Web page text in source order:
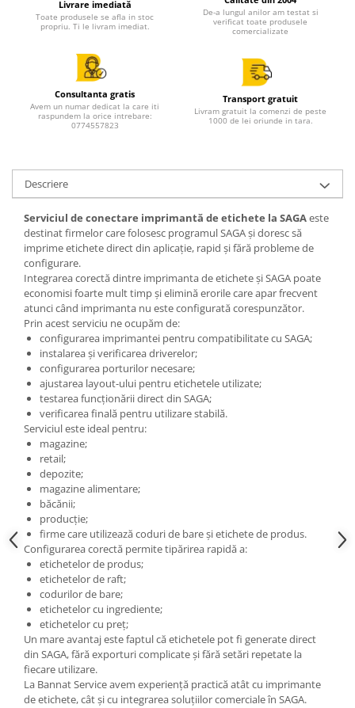
Livrare imediată
Toate produsele se afla in stoc
propriu. Ti le livram imediat.
De-a lungul anilor am testat si
verificat toate produsele
comercializate
Consultanta gratis
Avem un numar dedicat la care iti
raspundem la orice intrebare:
0774557823
Transport gratuit
Livram gratuit la comenzi de peste
1000 de lei oriunde in tara.
Descriere
Serviciul de conectare imprimantă de etichete la SAGAeste
destinat firmelor care folosesc programul SAGA și doresc să
imprime etichete direct din aplicație, rapid și fără probleme de
configurare.
Integrarea corectă dintre imprimanta de etichete și SAGA poate
economisi foarte mult timp și elimină erorile care apar frecvent
atunci când imprimanta nu este configurată corespunzător.
Prin acest serviciu ne ocupăm de:
configurarea imprimantei pentru compatibilitate cu SAGA;
instalarea și verificarea driverelor;
configurarea porturilor necesare;
ajustarea layout-ului pentru etichetele utilizate;
testarea funcționării direct din SAGA;
verificarea finală pentru utilizare stabilă.
Serviciul este ideal pentru:
magazine;
retail;
depozite;
magazine alimentare;
băcănii;
producție;
firme care utilizează coduri de bare și etichete de produs.
Configurarea corectă permite tipărirea rapidă a:
etichetelor de produs;
etichetelor de raft;
codurilor de bare;
etichetelor cu ingrediente;
etichetelor cu preț;
Un mare avantaj este faptul că etichetele pot fi generate direct
din SAGA, fără exporturi complicate și fără setări repetate la
fiecare utilizare.
La Bannat Service avem experiență practică atât cu imprimante
de etichete, cât și cu integrarea soluțiilor comerciale în SAGA.